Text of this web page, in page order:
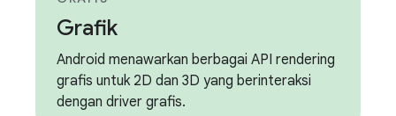
Grafik
Android menawarkan berbagai API rendering
grafis untuk 2D dan 3D yang berinteraksi
dengan driver grafis.